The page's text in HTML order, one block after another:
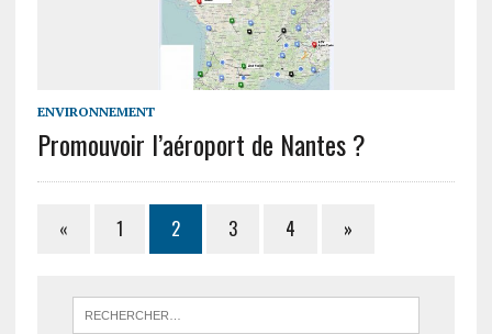
ENVIRONNEMENT
Promouvoir l’aéroport de Nantes ?
« 1 2 3 4 »